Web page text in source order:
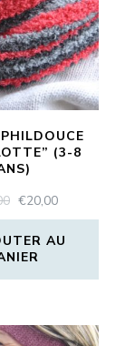
(3-8
LE
PRIX
INITIAL
ÉTAIT :
€25,00.
€20,00LE
PRIX
ACTUEL
€20,00.
AU